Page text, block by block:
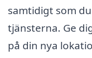
samtidigt som
tjänsterna. Ge
på din nya